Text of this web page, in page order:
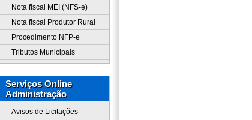
Nota fiscal MEI (NFS-e)
Nota fiscal Produtor Rural
Procedimento NFP-e
Tributos Municipais
Serviços Online
Administração
Avisos de Licitações